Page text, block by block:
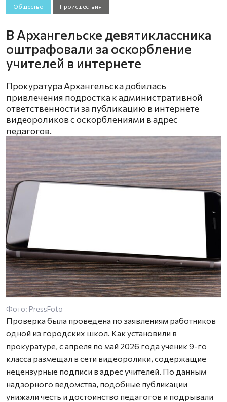
Общество Происшествия
В Архангельске девятиклассника
оштрафовали за оскорбление
учителей в интернете
Прокуратура Архангельска добилась
привлечения подростка к административной
ответственности за публикацию в интернете
видеороликов с оскорблениями в адрес
педагогов.
Фото: PressFoto
Проверка была проведена по заявлениям работников
одной из городских школ. Как установили в
прокуратуре, с апреля по май 2026 года ученик 9-го
класса размещал в сети видеоролики, содержащие
нецензурные подписи в адрес учителей. По данным
надзорного ведомства, подобные публикации
унижали честь и достоинство педагогов и подрывали